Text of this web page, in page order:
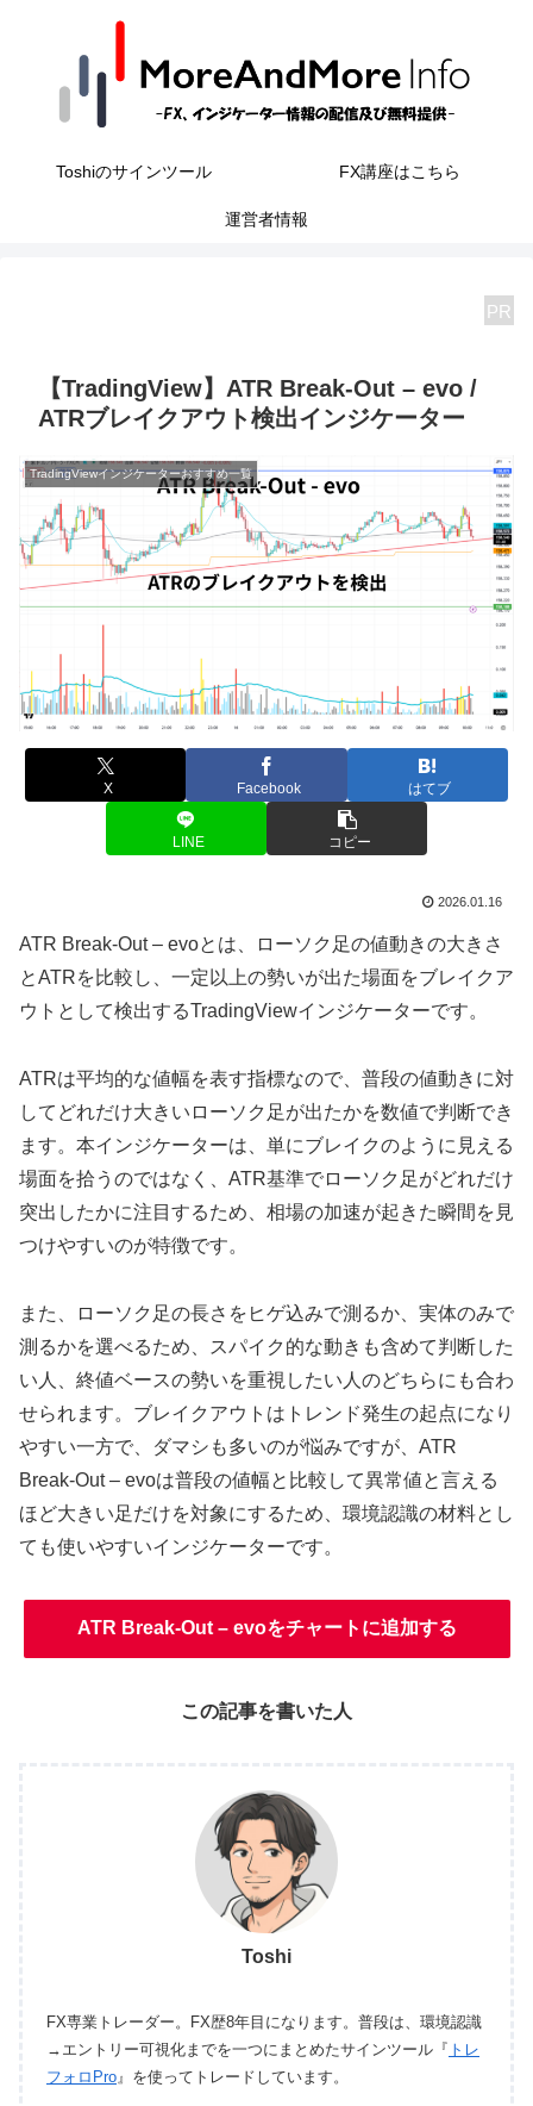
Toshiのサインツール FX講座はこちら
運営者情報
PR
【TradingView】ATR Break-Out – evo /
ATRブレイクアウト検出インジケーター
TradingViewインジケーターおすすめ一覧
X Facebook はてブ
LINE コピー
2026.01.16
ATR Break-Out – evoとは、ローソク足の値動きの大きさ
とATRを比較し、一定以上の勢いが出た場面をブレイクア
ウトとして検出するTradingViewインジケーターです。
ATRは平均的な値幅を表す指標なので、普段の値動きに対
してどれだけ大きいローソク足が出たかを数値で判断でき
ます。本インジケーターは、単にブレイクのように見える
場面を拾うのではなく、ATR基準でローソク足がどれだけ
突出したかに注目するため、相場の加速が起きた瞬間を見
つけやすいのが特徴です。
また、ローソク足の長さをヒゲ込みで測るか、実体のみで
測るかを選べるため、スパイク的な動きも含めて判断した
い人、終値ベースの勢いを重視したい人のどちらにも合わ
せられます。ブレイクアウトはトレンド発生の起点になり
やすい一方で、ダマシも多いのが悩みですが、ATR
Break-Out – evoは普段の値幅と比較して異常値と言える
ほど大きい足だけを対象にするため、環境認識の材料とし
ても使いやすいインジケーターです。
ATR Break-Out – evoをチャートに追加する
この記事を書いた人
Toshi
FX専業トレーダー。FX歴8年目になります。普段は、環境認識
→エントリー可視化までを一つにまとめたサインツール『 トレ
フォロPro 』を使ってトレードしています。